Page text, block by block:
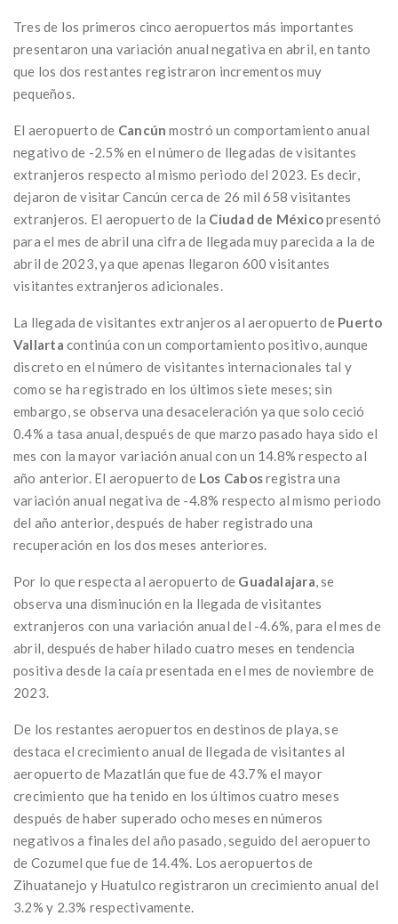
Tres de los primeros cinco aeropuertos más importantes
presentaron una variación anual negativa en abril, en tanto
que los dos restantes registraron incrementos muy
pequeños.
El aeropuerto de Cancún mostró un comportamiento anual
negativo de -2.5% en el número de llegadas de visitantes
extranjeros respecto al mismo periodo del 2023. Es decir,
dejaron de visitar Cancún cerca de 26 mil 658 visitantes
extranjeros. El aeropuerto de la Ciudad de Méxicopresentó
para el mes de abril una cifra de llegada muy parecida a la de
abril de 2023, ya que apenas llegaron 600 visitantes
visitantes extranjeros adicionales.
La llegada de visitantes extranjeros al aeropuerto de Puerto
Vallarta continúa con un comportamiento positivo, aunque
discreto en el número de visitantes internacionales tal y
como se ha registrado en los últimos siete meses; sin
embargo, se observa una desaceleración ya que solo ceció
0.4% a tasa anual, después de que marzo pasado haya sido el
mes con la mayor variación anual con un 14.8% respecto al
año anterior. El aeropuerto de Los Cabosregistra una
variación anual negativa de -4.8% respecto al mismo periodo
del año anterior, después de haber registrado una
recuperación en los dos meses anteriores.
Por lo que respecta al aeropuerto de Guadalajara, se
observa una disminución en la llegada de visitantes
extranjeros con una variación anual del -4.6%, para el mes de
abril, después de haber hilado cuatro meses en tendencia
positiva desde la caía presentada en el mes de noviembre de
2023.
De los restantes aeropuertos en destinos de playa, se
destaca el crecimiento anual de llegada de visitantes al
aeropuerto de Mazatlán que fue de 43.7% el mayor
crecimiento que ha tenido en los últimos cuatro meses
después de haber superado ocho meses en números
negativos a finales del año pasado, seguido del aeropuerto
de Cozumel que fue de 14.4%. Los aeropuertos de
Zihuatanejo y Huatulco registraron un crecimiento anual del
3.2% y 2.3% respectivamente.